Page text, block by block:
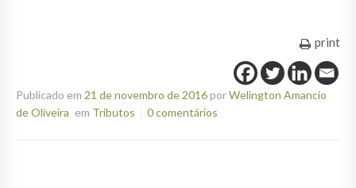
print
Publicado em 21 de novembro de 2016porWelington Amancio
de Oliveira em Tributos 0 comentários